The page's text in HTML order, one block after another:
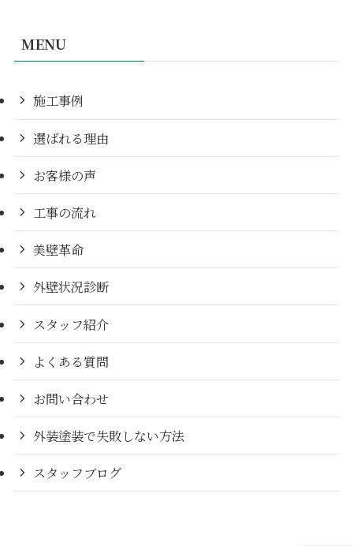
MENU
施工事例
選ばれる理由
お客様の声
工事の流れ
美壁革命
外壁状況診断
スタッフ紹介
よくある質問
お問い合わせ
外装塗装で失敗しない方法
スタッフブログ